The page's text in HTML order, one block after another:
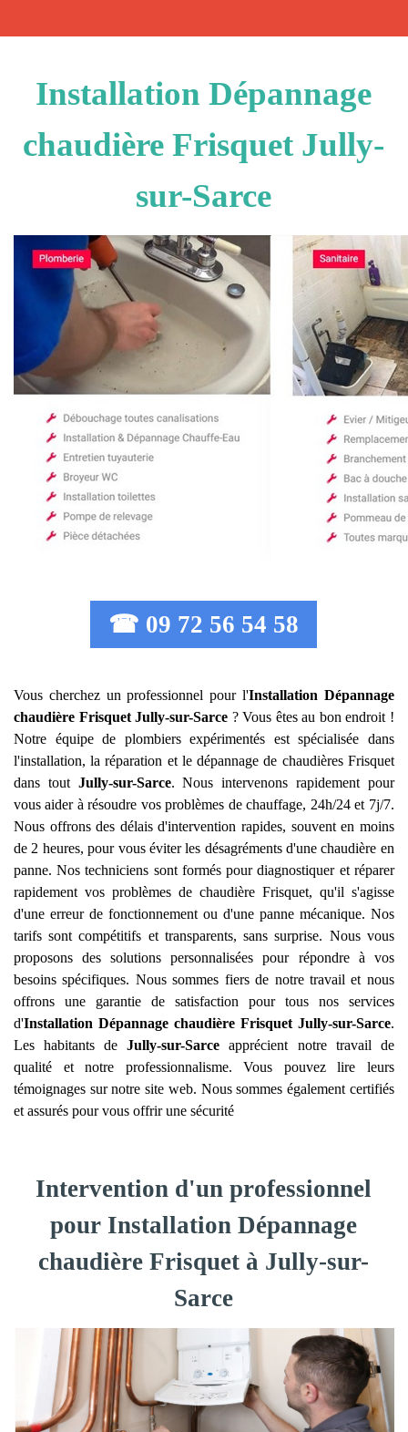
Installation Dépannage
chaudière Frisquet Jully-
sur-Sarce
☎ 09 72 56 54 58
Vous cherchez un professionnel pour l'Installation Dépannage
chaudière Frisquet Jully-sur-Sarce ? Vous êtes au bon endroit !
Notre équipe de plombiers expérimentés est spécialisée dans
l'installation, la réparation et le dépannage de chaudières Frisquet
dans tout Jully-sur-Sarce. Nous intervenons rapidement pour
vous aider à résoudre vos problèmes de chauffage, 24h/24 et 7j/7.
Nous offrons des délais d'intervention rapides, souvent en moins
de 2 heures, pour vous éviter les désagréments d'une chaudière en
panne. Nos techniciens sont formés pour diagnostiquer et réparer
rapidement vos problèmes de chaudière Frisquet, qu'il s'agisse
d'une erreur de fonctionnement ou d'une panne mécanique. Nos
tarifs sont compétitifs et transparents, sans surprise. Nous vous
proposons des solutions personnalisées pour répondre à vos
besoins spécifiques. Nous sommes fiers de notre travail et nous
offrons une garantie de satisfaction pour tous nos services
d'Installation Dépannage chaudière Frisquet Jully-sur-Sarce.
Les habitants deJully-sur-Sarce apprécient notre travail de
qualité et notre professionnalisme. Vous pouvez lire leurs
témoignages sur notre site web. Nous sommes également certifiés
et assurés pour vous offrir une sécurité
Intervention d'un professionnel
pour Installation Dépannage
chaudière Frisquet à Jully-sur-
Sarce